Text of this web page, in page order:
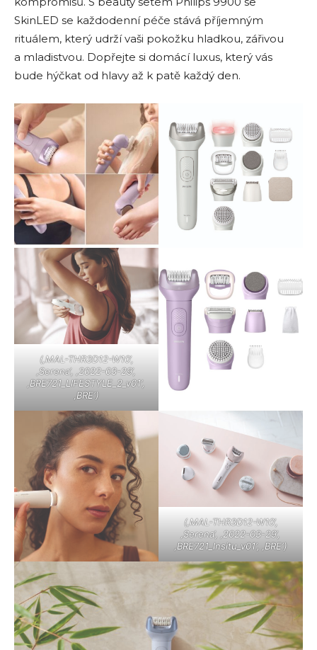
SkinLED se každodenní péče stává příjemným
rituálem, který udrží vaši pokožku hladkou, zářivou
a mladistvou. Dopřejte si domácí luxus, který vás
bude hýčkat od hlavy až k patě každý den.
(‚MAL-THR3D12-W10‘,
‚Serena‘, ‚2022-03-29‘,
‚BRE721_LIFESTYLE_2_v01‘,
‚BRE‘)
(‚MAL-THR3D12-W10‘,
‚Serena‘, ‚2022-03-29‘,
‚BRE721_Insitu_v01‘, ‚BRE‘)